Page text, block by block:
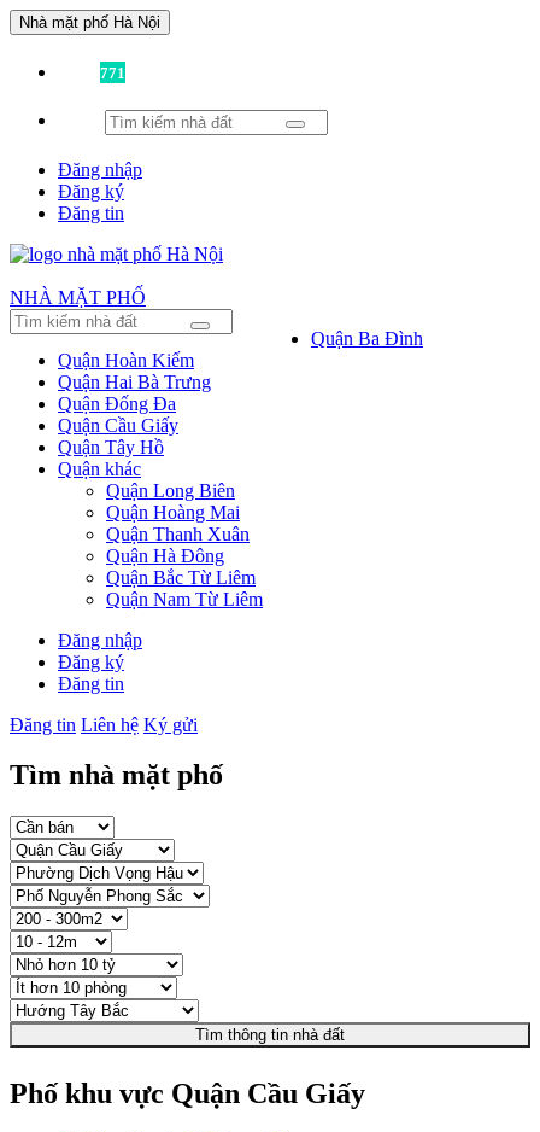
Nhà mặt phố Hà Nội
771
Đăng nhập
Đăng ký
Đăng tin
NHÀ MẶT PHỐ
Quận Ba Đình
Quận Hoàn Kiếm
Quận Hai Bà Trưng
Quận Đống Đa
Quận Cầu Giấy
Quận Tây Hồ
Quận khác
Quận Long Biên
Quận Hoàng Mai
Quận Thanh Xuân
Quận Hà Đông
Quận Bắc Từ Liêm
Quận Nam Từ Liêm
Đăng nhập
Đăng ký
Đăng tin
Đăng tin Liên hệ Ký gửi
Tìm nhà mặt phố
Tìm thông tin nhà đất
Phố khu vực Quận Cầu Giấy